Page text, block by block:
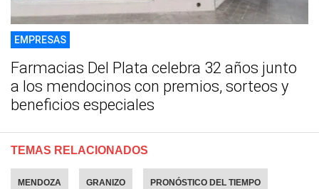
EMPRESAS
Farmacias Del Plata celebra 32 años junto
a los mendocinos con premios, sorteos y
beneficios especiales
TEMAS RELACIONADOS
MENDOZA GRANIZO PRONÓSTICO DEL TIEMPO